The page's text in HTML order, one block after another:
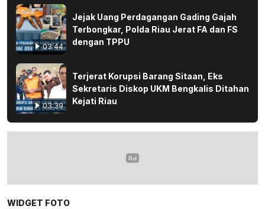
03:44
Jejak Uang Perdagangan Gading Gajah
Terbongkar, Polda Riau Jerat FA dan FS
dengan TPPU
03:39
Terjerat Korupsi Barang Sitaan, Eks
Sekretaris Diskop UKM Bengkalis Ditahan
Kejati Riau
WIDGET FOTO